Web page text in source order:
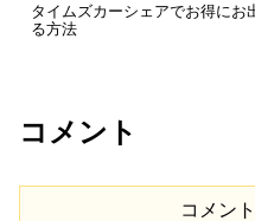
タイムズカーシェアでお得にお
る方法
コメント
コメン